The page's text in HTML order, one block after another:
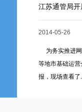
江苏通管局
2014-05-26
为务实推进网
等地市基础运
报，现场查看了